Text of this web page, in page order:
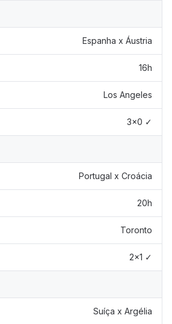
Espanha x Áustria
16h
Los Angeles
3x0 ✓
Portugal x Croácia
20h
Toronto
2x1 ✓
Suíça x Argélia